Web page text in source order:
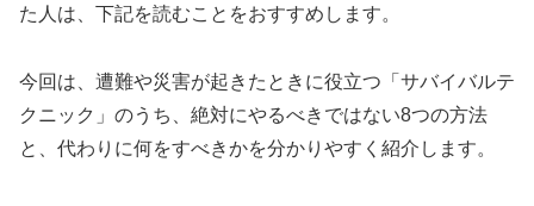
た人は、下記を読むことをおすすめします。
今回は、遭難や災害が起きたときに役立つ「サバイバルテ
クニック」のうち、絶対にやるべきではない8つの方法
と、代わりに何をすべきかを分かりやすく紹介します。